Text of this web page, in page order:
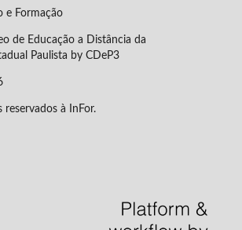
e Formação
de Educação a Distância da
Paulista by CDeP3
reservados à InFor.